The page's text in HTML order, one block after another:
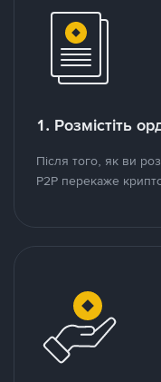
1. Розмістіть
Після того, як ви
P2P перекаже